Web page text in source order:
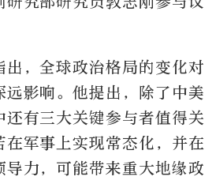
出，全球政治格局的变化对
远影响。他提出，除了中美
还有三大关键参与者值得关
在军事上实现常态化，并在
导力，可能带来重大地缘政